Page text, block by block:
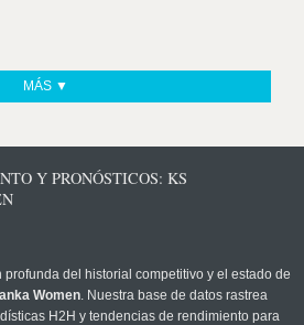
MÁS ▼
Y PRONÓSTICOS: KS
profunda del historial competitivo y el estado de
Women. Nuestra base de datos rastrea
H2H y tendencias de rendimiento para